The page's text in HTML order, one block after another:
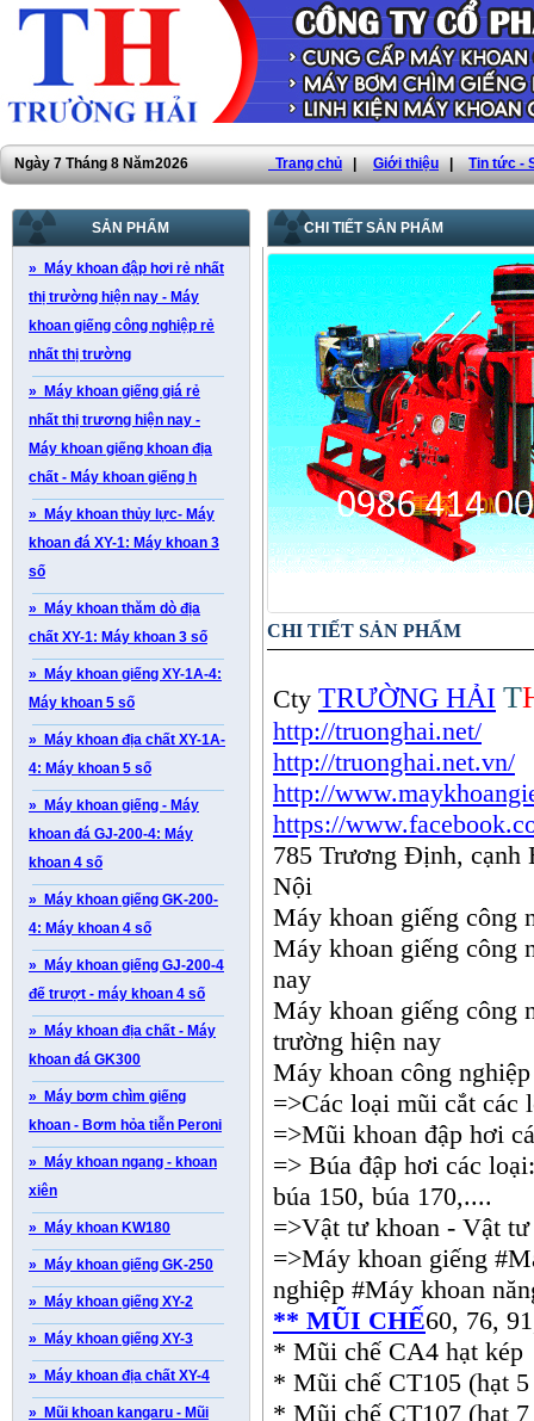
Ngày 7 Tháng 8 Năm2026 Trang chủ| Giới thiệu| Tin tức -
SẢN PHẨM
» Máy khoan đập hơi rẻ nhất
thị trường hiện nay - Máy
khoan giếng công nghiệp rẻ
nhất thị trường
» Máy khoan giếng giá rẻ
nhất thị trương hiện nay -
Máy khoan giếng khoan địa
chất - Máy khoan giếng h
» Máy khoan thủy lực- Máy
khoan đá XY-1: Máy khoan 3
số
» Máy khoan thăm dò địa
chất XY-1: Máy khoan 3 số
» Máy khoan giếng XY-1A-4:
Máy khoan 5 số
» Máy khoan địa chất XY-1A-
4: Máy khoan 5 số
» Máy khoan giếng - Máy
khoan đá GJ-200-4: Máy
khoan 4 số
» Máy khoan giếng GK-200-
4: Máy khoan 4 số
» Máy khoan giếng GJ-200-4
đế trượt - máy khoan 4 số
» Máy khoan địa chất - Máy
khoan đá GK300
» Máy bơm chìm giếng
khoan - B­ơm hỏa tiễn Peroni
» Máy khoan ngang - khoan
xiên
» Máy khoan KW180
» Máy khoan giếng GK-250
» Máy khoan giếng XY-2
» Máy khoan giếng XY-3
» Máy khoan địa chất XY-4
» Mũi khoan kangaru - Mũi
CHI TIẾT SẢN PHẨM
CHI TIẾT SẢN PHẨM
Cty TRƯỜNG HẢI T
http://truonghai.net/
http://truonghai.net.vn/
http://
https://
785 Trương Định, cạnh
Nội
Máy khoan giếng công
Máy khoan giếng công
nay
Máy khoan giếng công
trường hiện nay
Máy khoan công
=>Các loại mũi cắt các
=>Mũi khoan đập hơi
=> Búa đập hơi các
búa 150, búa 170,....
=>Vật tư khoan - Vật
=>Máy khoan giếng
nghiệp #Máy khoan
** MŨI CHẾ60, 76,
* Mũi chế CA4 hạt kép
* Mũi chế CT105 (hạt
* Mũi chế CT107 (hạt